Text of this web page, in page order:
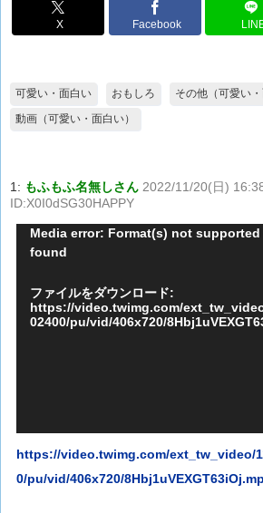
X Facebook
可愛い・面白い おもしろ
その他（可愛い・
動画（可愛い・面白い）
1: もふもふ名無しさん 2022/11/20(日)
ID:X0I0dSG30HAPPY
動
画
レ
ー
Media error: Format(s) not
found
ファイルをダウンロード:
https://video.twimg.com/
02400/pu/vid/406x720/
https://video.twimg.com/ext_tw_video/
0/pu/vid/406x720/